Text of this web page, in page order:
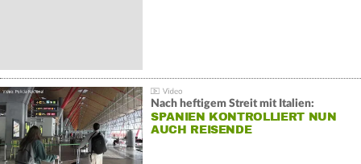
Nach heftigem Streit mit Italien:
SPANIEN KONTROLLIERT NUN
AUCH REISENDE